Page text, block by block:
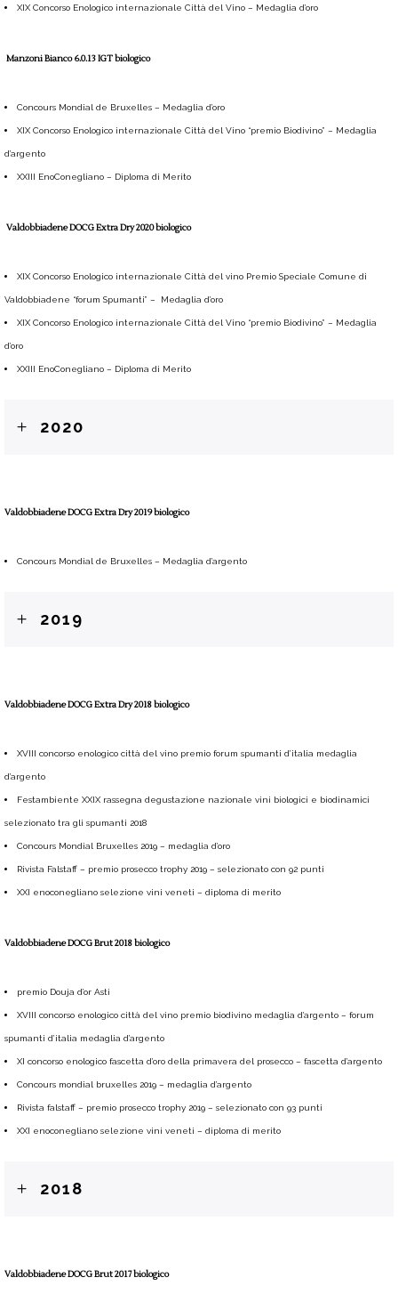
XIX Concorso Enologico internazionale Città del Vino – Medaglia d’oro
Manzoni Bianco 6.0.13 IGT biologico
Concours Mondial de Bruxelles – Medaglia d’oro
XIX Concorso Enologico internazionale Città del Vino “premio Biodivino” – Medaglia
d’argento
XXIII EnoConegliano – Diploma di Merito
Valdobbiadene DOCG Extra Dry 2020 biologico
XIX Concorso Enologico internazionale Città del vino Premio Speciale Comune di
Valdobbiadene “forum Spumanti” – Medaglia d’oro
XIX Concorso Enologico internazionale Città del Vino “premio Biodivino” – Medaglia
d’oro
XXIII EnoConegliano – Diploma di Merito
2020
Valdobbiadene DOCG Extra Dry 2019 biologico
Concours Mondial de Bruxelles – Medaglia d’argento
2019
Valdobbiadene DOCG Extra Dry 2018 biologico
XVIII concorso enologico città del vino premio forum spumanti d’italia medaglia
d’argento
Festambiente XXIX rassegna degustazione nazionale vini biologici e biodinamici
selezionato tra gli spumanti 2018
Concours Mondial Bruxelles 2019 – medaglia d’oro
Rivista Falstaff – premio prosecco trophy 2019 – selezionato con 92 punti
XXI enoconegliano selezione vini veneti – diploma di merito
Valdobbiadene DOCG Brut 2018 biologico
premio Douja d’or Asti
XVIII concorso enologico città del vino premio biodivino medaglia d’argento – forum
spumanti d’italia medaglia d’argento
XI concorso enologico fascetta d’oro della primavera del prosecco – fascetta d’argento
Concours mondial bruxelles 2019 – medaglia d’argento
Rivista falstaff – premio prosecco trophy 2019 – selezionato con 93 punti
XXI enoconegliano selezione vini veneti – diploma di merito
2018
Valdobbiadene DOCG Brut 2017 biologico